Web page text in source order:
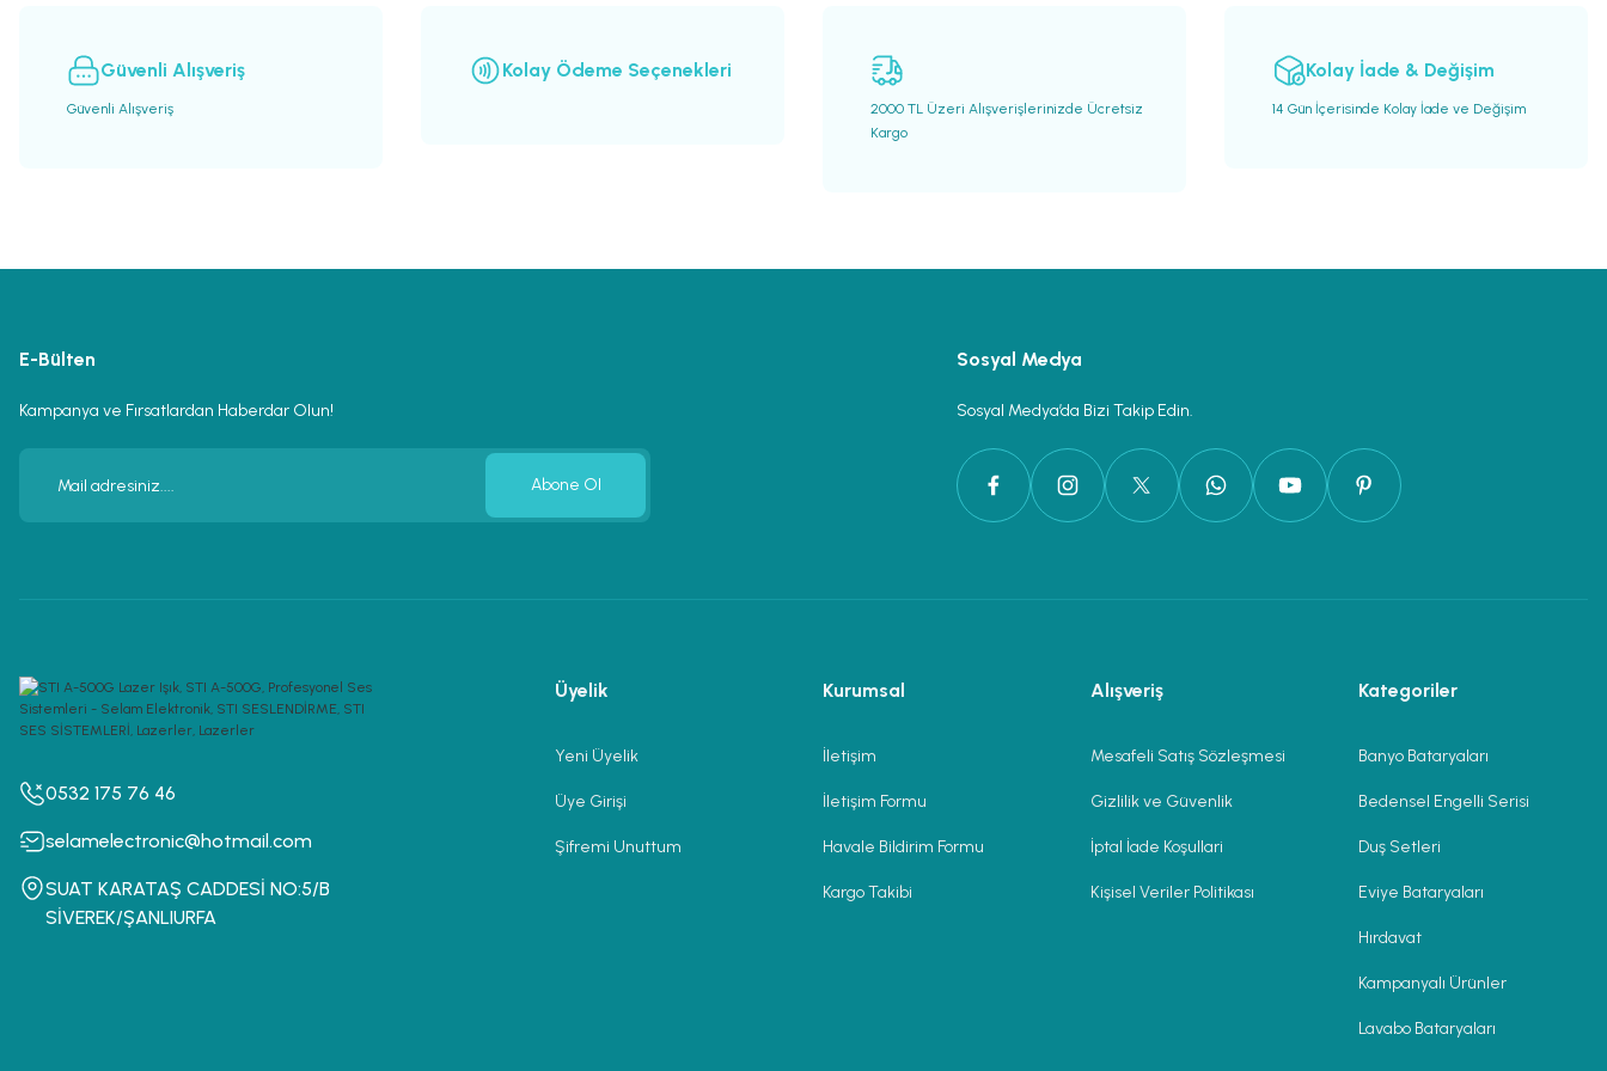
Güvenli Alışveriş
Güvenli Alışveriş
Kolay Ödeme Seçenekleri
2000 TL Üzeri Alışverişlerinizde Ücretsiz
Kargo
Kolay İade & Değişim
14 Gün İçerisinde Kolay İade ve Değişim
E-Bülten
Kampanya ve Fırsatlardan Haberdar Olun!
Abone Ol
Sosyal Medya
Sosyal Medya’da Bizi Takip Edin.
0532 175 76 46
selamelectronic@hotmail.com
SUAT KARATAŞ CADDESİ NO:5/B
SİVEREK/ŞANLIURFA
Üyelik
Yeni Üyelik
Üye Girişi
Şifremi Unuttum
Kurumsal
İletişim
İletişim Formu
Havale Bildirim Formu
Kargo Takibi
Alışveriş
Mesafeli Satış Sözleşmesi
Gizlilik ve Güvenlik
İptal İade Koşullari
Kişisel Veriler Politikası
Kategoriler
Banyo Bataryaları
Bedensel Engelli Serisi
Duş Setleri
Eviye Bataryaları
Hırdavat
Kampanyalı Ürünler
Lavabo Bataryaları